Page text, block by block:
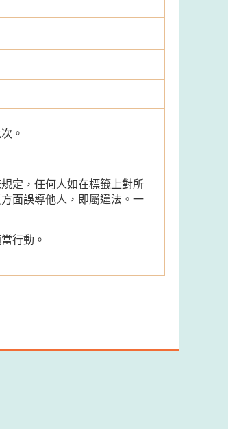
。
定，任何人如在標籤上對所
面誤導他人，即屬違法。一
行動。